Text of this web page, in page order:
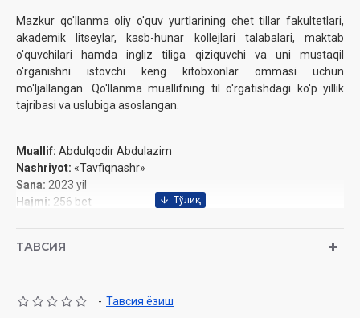
Mazkur qo'llanma oliy o'quv yurtlarining chet tillar fakultetlari,
akademik litseylar, kasb-hunar kollejlari talabalari, maktab
o'quvchilari hamda ingliz tiliga qiziquvchi va uni mustaqil
o'rganishni istovchi keng kitobxonlar ommasi uchun
mo'ljallangan. Qo'llanma muallifning til o'rgatishdagi ko'p yillik
tajribasi va uslubiga asoslangan.
Muallif: Abdulqodir Abdulazim
Nashriyot: «Tavfiqnashr»
Sana: 2023 yil
Hajmi: 256 bet
Muqovasi:
ТАВСИЯ
- Тавсия ёзиш